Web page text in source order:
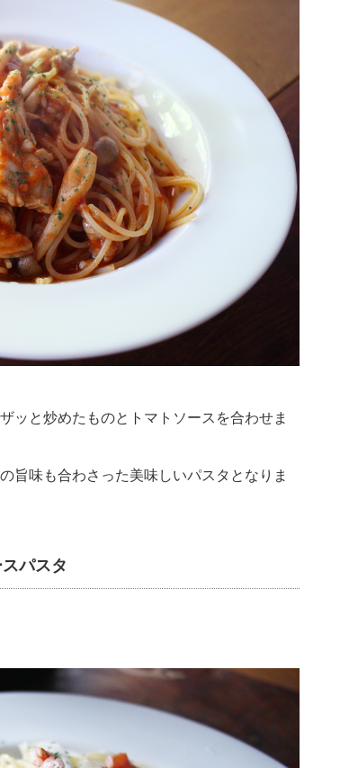
ッと炒めたものとトマトソースを合わせま
旨味も合わさった美味しいパスタとなりま
パスタ